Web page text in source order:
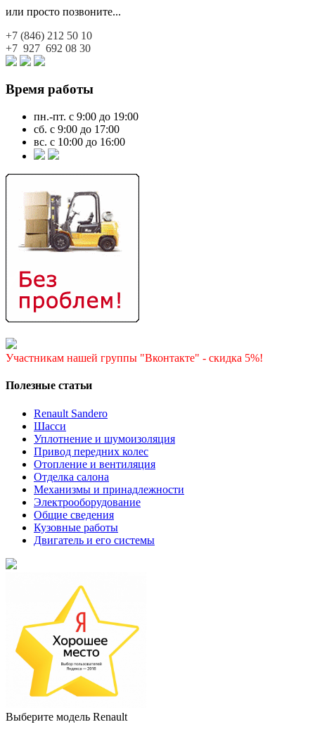
или просто позвоните...
+7 (846) 212 50 10
+7 927 692 08 30
Время работы
пн.-пт. с 9:00 до 19:00
сб. с 9:00 до 17:00
вс. с 10:00 до 16:00
Участникам нашей группы "Вконтакте" - скидка 5%!
Полезные статьи
Renault Sandero
Шасси
Уплотнение и шумоизоляция
Привод передних колес
Отопление и вентиляция
Отделка салона
Механизмы и принадлежности
Электрооборудование
Общие сведения
Кузовные работы
Двигатель и его системы
Выберите модель Renault